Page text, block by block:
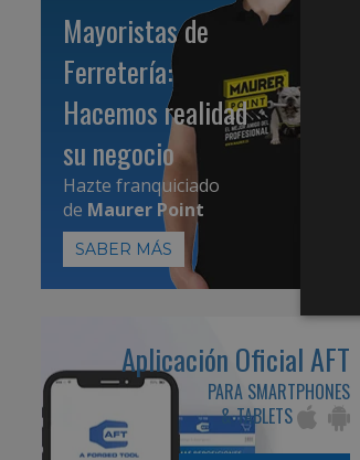
Mayoristas de
Ferretería:
Hacemos realidad
su negocio
Hazte franquiciado
de Maurer Point
SABER MÁS
Aplicación Oficial AFT
PARA SMARTPHONES
& TABLETS